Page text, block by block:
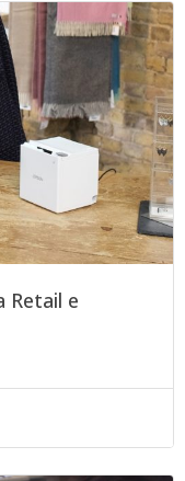
Retail e